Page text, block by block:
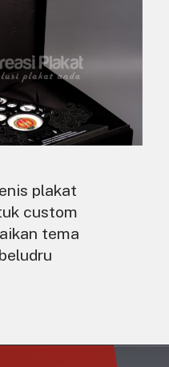
plakat
custom
tema